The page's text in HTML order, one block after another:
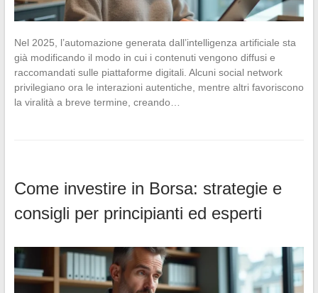
Nel 2025, l’automazione generata dall’intelligenza artificiale sta
già modificando il modo in cui i contenuti vengono diffusi e
raccomandati sulle piattaforme digitali. Alcuni social network
privilegiano ora le interazioni autentiche, mentre altri favoriscono
la viralità a breve termine, creando…
Come investire in Borsa: strategie e
consigli per principianti ed esperti